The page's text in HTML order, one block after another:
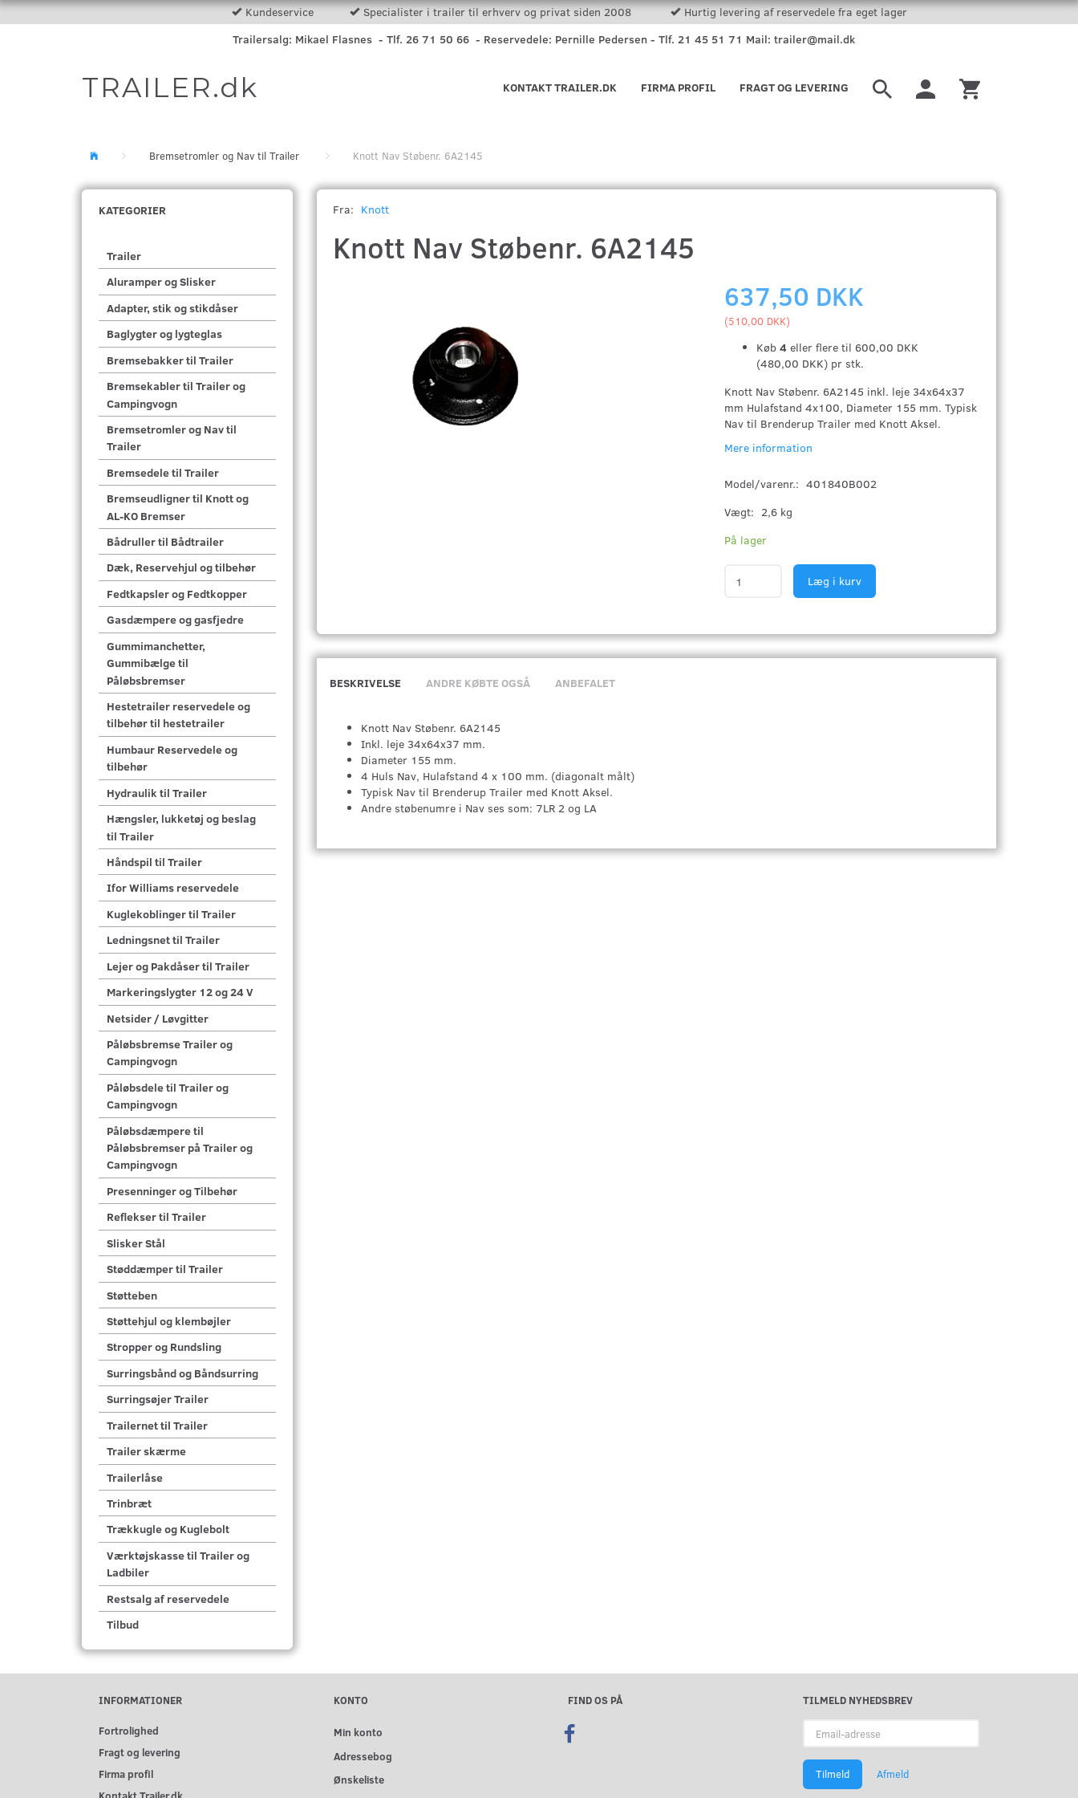
Kundeservice Specialister i trailer til erhverv og privat siden 2008
Hurtig levering af reservedele fra eget lager
Trailersalg: Mikael Flasnes - Tlf. 26 71 50 66 - Reservedele: Pernille Pedersen - Tlf. 21 45 51 71 Mail: trailer@mail.dk
TRAILER.dk FRAGT OG LEVERING
FIRMA PROFIL
KONTAKT TRAILER.DK
Bremsetromler og Nav til Trailer Knott Nav Støbenr. 6A2145
KATEGORIER
Trailer
Aluramper og Slisker
Adapter, stik og stikdåser
Baglygter og lygteglas
Bremsebakker til Trailer
Bremsekabler til Trailer og
Campingvogn
Bremsetromler og Nav til
Trailer
Bremsedele til Trailer
Bremseudligner til Knott og
AL-KO Bremser
Bådruller til Bådtrailer
Dæk, Reservehjul og tilbehør
Fedtkapsler og Fedtkopper
Gasdæmpere og gasfjedre
Gummimanchetter,
Gummibælge til
Påløbsbremser
Hestetrailer reservedele og
tilbehør til hestetrailer
Humbaur Reservedele og
tilbehør
Hydraulik til Trailer
Hængsler, lukketøj og beslag
til Trailer
Håndspil til Trailer
Ifor Williams reservedele
Kuglekoblinger til Trailer
Ledningsnet til Trailer
Lejer og Pakdåser til Trailer
Markeringslygter 12 og 24 V
Netsider / Løvgitter
Påløbsbremse Trailer og
Campingvogn
Påløbsdele til Trailer og
Campingvogn
Påløbsdæmpere til
Påløbsbremser på Trailer og
Campingvogn
Presenninger og Tilbehør
Reflekser til Trailer
Slisker Stål
Støddæmper til Trailer
Støtteben
Støttehjul og klembøjler
Stropper og Rundsling
Surringsbånd og Båndsurring
Surringsøjer Trailer
Trailernet til Trailer
Trailer skærme
Trailerlåse
Trinbræt
Trækkugle og Kuglebolt
Værktøjskasse til Trailer og
Ladbiler
Restsalg af reservedele
Tilbud
Fra: Knott
Knott Nav Støbenr. 6A2145
637,50 DKK
(510,00 DKK)
Køb4 eller flere til 600,00 DKK
(480,00 DKK) pr stk.
Knott Nav Støbenr. 6A2145 inkl. leje 34x64x37
mm Hulafstand 4x100, Diameter 155 mm. Typisk
Nav til Brenderup Trailer med Knott Aksel.
Mere information
Model/varenr.: 401840B002
Vægt: 2,6 kg
På lager
Læg i kurv
BESKRIVELSE ANDRE KØBTE OGSÅ ANBEFALET
Knott Nav Støbenr. 6A2145
Inkl. leje 34x64x37 mm.
Diameter 155 mm.
4 Huls Nav, Hulafstand 4 x 100 mm. (diagonalt målt)
Typisk Nav til Brenderup Trailer med Knott Aksel.
Andre støbenumre i Nav ses som: 7LR 2 og LA
INFORMATIONER
Fortrolighed
Fragt og levering
Firma profil
KONTO
Min konto
Adressebog
Ønskeliste
FIND OS PÅ
TILMELD NYHEDSBREV
adresse
Tilmeld Afmeld